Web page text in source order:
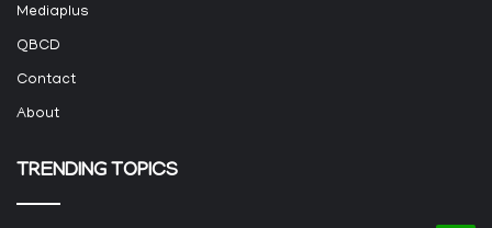
Mediaplus
QBCD
Contact
About
TRENDING TOPICS